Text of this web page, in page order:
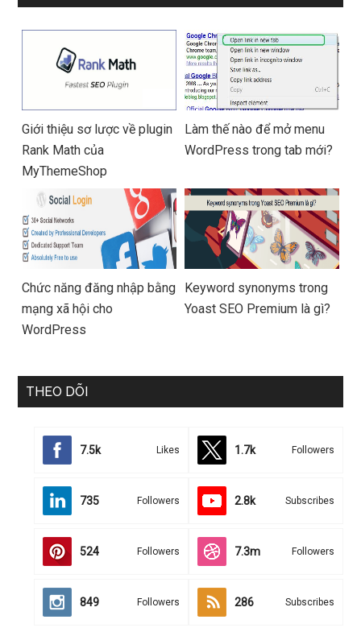
Giới thiệu sơ lược về plugin
Rank Math của
MyThemeShop
Làm thế nào để mở menu
WordPress trong tab mới?
Chức năng đăng nhập bằng
mạng xã hội cho
WordPress
Keyword synonyms trong
Yoast SEO Premium là gì?
THEO DÕI
7.5k Likes 1.7k Followers
735 Followers 2.8k Subscribes
524 Followers 7.3m Followers
849 Followers 286 Subscribes